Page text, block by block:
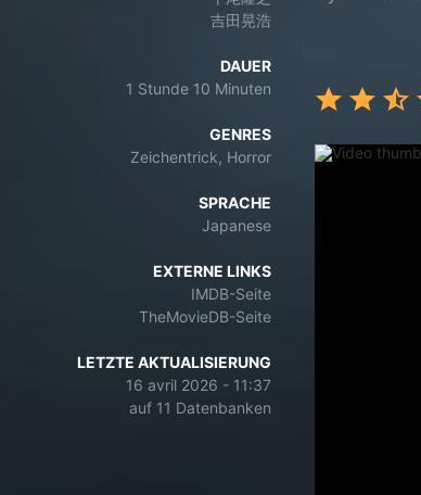
吉田晃浩
DAUER
1 Stunde 10 Minuten
GENRES
Zeichentrick, Horror
SPRACHE
Japanese
EXTERNE LINKS
IMDB-Seite
TheMovieDB-Seite
LETZTE AKTUALISIERUNG
16 avril 2026 - 11:37
auf 11 Datenbanken